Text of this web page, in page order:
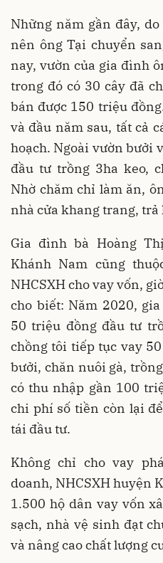
Những năm gần đây,
nên ông Tại chuyển
nay, vườn của gia đình
trong đó có 30 cây đã
bán được 150 triệu
và đầu năm sau, tất cả
hoạch. Ngoài vườn bưởi
đầu tư trồng 3ha keo,
Nhờ chăm chỉ làm ăn,
nhà cửa khang trang, trả
Gia đình bà Hoàng
Khánh Nam cũng
NHCSXH cho vay vốn,
cho biết: Năm 2020,
50 triệu đồng đầu tư
chồng tôi tiếp tục vay
bưởi, chăn nuôi gà,
có thu nhập gần 100
chi phí số tiền còn lại
tái đầu tư.
Không chỉ cho vay
doanh, NHCSXH huyện
1.500 hộ dân vay vốn
sạch, nhà vệ sinh đạt
và nâng cao chất lượng